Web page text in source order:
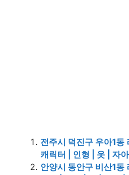
전주시 덕진구 우아1동
캐릭터 | 인형 | 옷 | 자
안양시 동안구 비산1동